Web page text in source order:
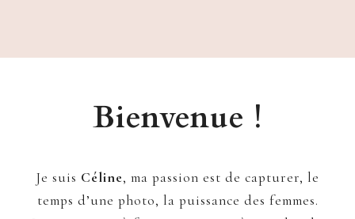
Bienvenue !
Je suis Céline, ma passion est de capturer, le
temps d’une photo, la puissance des femmes.